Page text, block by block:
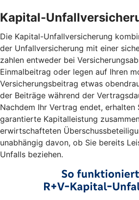
Kapital-
Die Kapital-Unfallversicherung
der Unfallversicherung mit einer
zahlen entweder bei
Einmalbeitrag oder legen auf Ihren
Versicherungsbeitrag etwas
der Beiträge während der
Nachdem Ihr Vertrag endet, erhalten
garantierte Kapitalleistung
erwirtschafteten
unabhängig davon, ob Sie bereits
Unfalls beziehen.